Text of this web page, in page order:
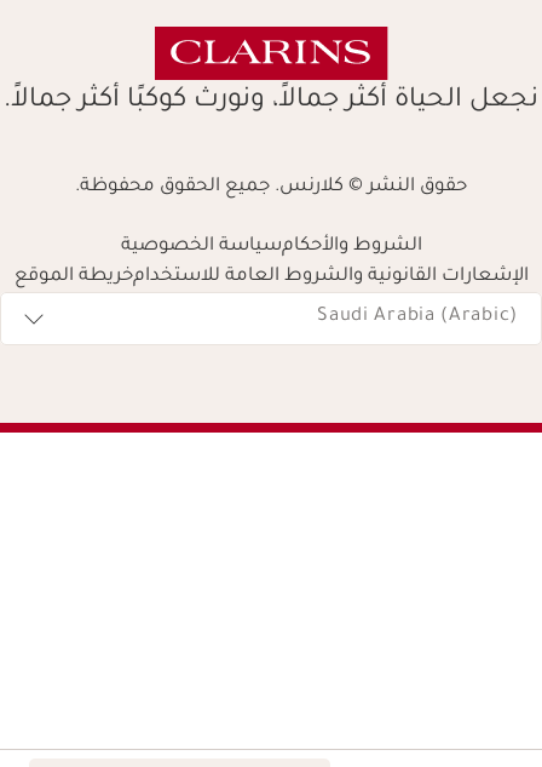
نجعل الحياة أكثر جمالاً، ونورث كوكبًا أكثر جمالاً.
حقوق النشر © كلارنس. جميع الحقوق محفوظة.
الشروط والأحكامسياسة الخصوصية
الإشعارات القانونية والشروط العامة للاستخدامخريطة الموقع
Navigates to
Saudi Arabia (Arabic)